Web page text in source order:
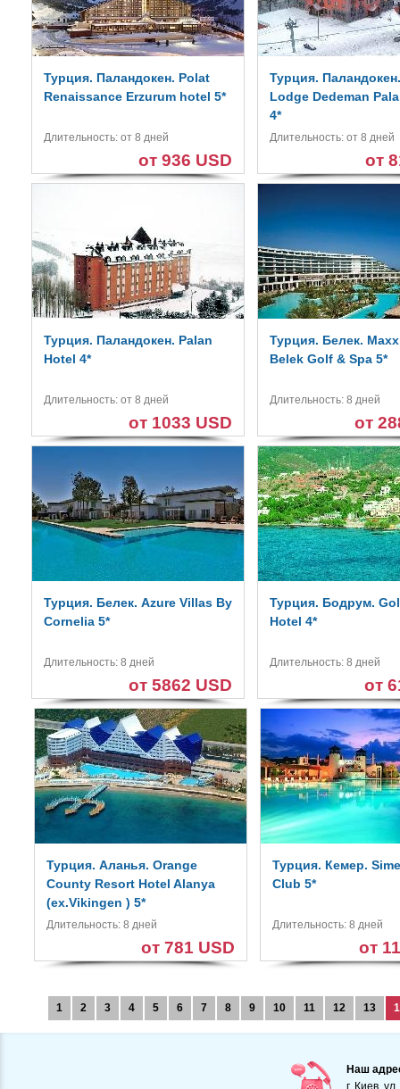
Турция. Паландокен. Polat
Renaissance Erzurum hotel 5*
Длительность: от 8 дней
от 936 USD
Турция.
Lodge Dedeman
4*
Длительность: от 8 дней
от
Турция. Паландокен. Palan
Hotel 4*
Длительность: от 8 дней
от 1033 USD
Турция. Белек.
Belek Golf & Spa 5*
Длительность: 8 дней
от
Турция. Белек. Azure Villas By
Cornelia 5*
Длительность: 8 дней
от 5862 USD
Турция. Бодрум.
Hotel 4*
Длительность: 8 дней
от
Турция. Аланья. Orange
County Resort Hotel Alanya
(ех.Vikingen ) 5*
Длительность: 8 дней
от 781 USD
Турция. Кемер.
Club 5*
Длительность: 8 дней
от
1 2 3 4 5 6 7 8 9 10 11 12 13
Наш
г. Киев,